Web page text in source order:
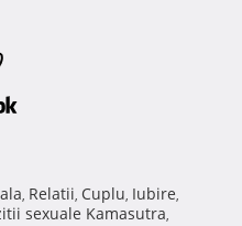
, Relatii, Cuplu, Iubire,
sexuale Kamasutra,